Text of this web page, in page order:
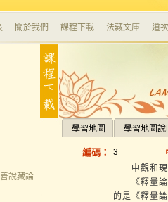
關於我們 課程下載 法藏文庫 道
說藏論
學習地圖 學習地圖說
編碼： 3
中觀和現
《釋量論》
的是《釋量